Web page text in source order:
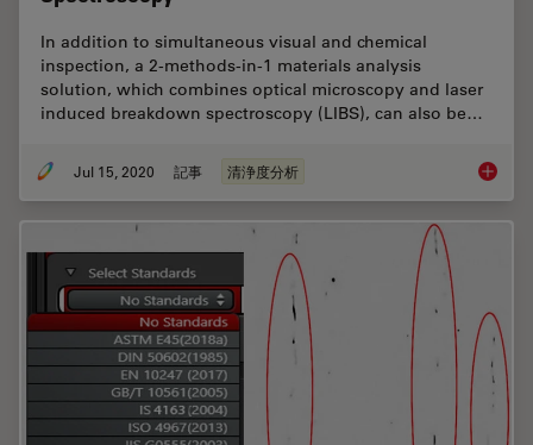
In addition to simultaneous visual and chemical
inspection, a 2-methods-in-1 materials analysis
solution, which combines optical microscopy and laser
induced breakdown spectroscopy (LIBS), can also be…
Jul 15, 2020 記事 清浄度分析 Depth